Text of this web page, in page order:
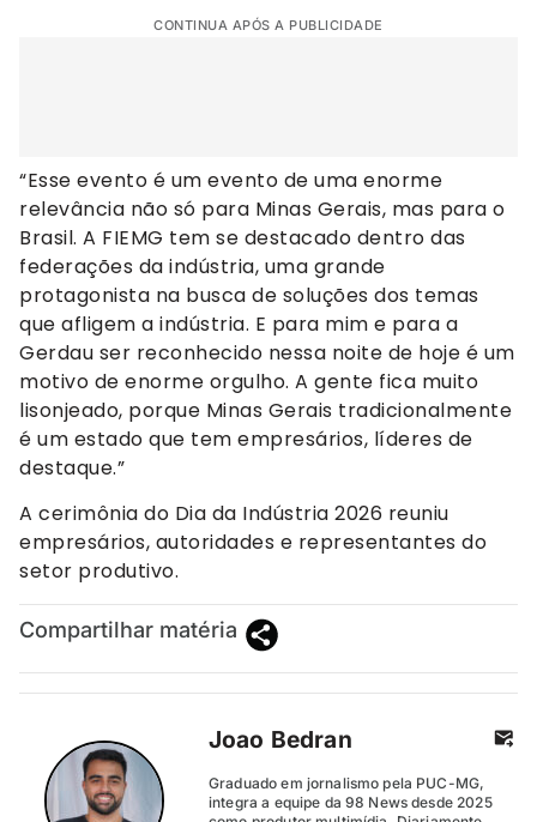
CONTINUA APÓS A PUBLICIDADE
“Esse evento é um evento de uma enorme
relevância não só para Minas Gerais, mas para o
Brasil. A FIEMG tem se destacado dentro das
federações da indústria, uma grande
protagonista na busca de soluções dos temas
que afligem a indústria. E para mim e para a
Gerdau ser reconhecido nessa noite de hoje é um
motivo de enorme orgulho. A gente fica muito
lisonjeado, porque Minas Gerais tradicionalmente
é um estado que tem empresários, líderes de
destaque.”
A cerimônia do Dia da Indústria 2026 reuniu
empresários, autoridades e representantes do
setor produtivo.
Compartilhar matéria
Joao Bedran
Graduado em jornalismo pela PUC-MG,
integra a equipe da 98 News desde 2025